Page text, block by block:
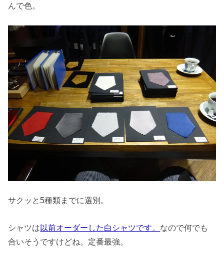
んで色。
サクッと5種類までに選別。
シャツは以前オーダーした白シャツです。 なので何でも
合いそうですけどね。定番最強。